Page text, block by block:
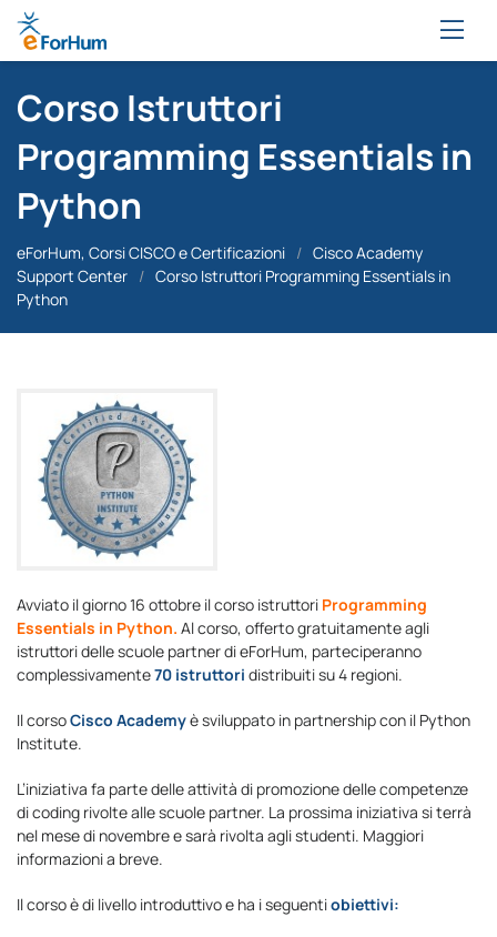
Corso Istruttori
Programming Essentials in
Python
eForHum, Corsi CISCO e Certificazioni / Cisco Academy
Support Center / Corso Istruttori Programming Essentials in
Python
Avviato il giorno 16 ottobre il corso istruttori Programming
Essentials in Python. Al corso, offerto gratuitamente agli
istruttori delle scuole partner di eForHum, parteciperanno
complessivamente70 istruttori distribuiti su 4 regioni.
Il corsoCisco Academyè sviluppato in partnership con il Python
Institute.
L’iniziativa fa parte delle attività di promozione delle competenze
di coding rivolte alle scuole partner. La prossima iniziativa si terrà
nel mese di novembre e sarà rivolta agli studenti. Maggiori
informazioni a breve.
Il corso è di livello introduttivo e ha i seguentiobiettivi: